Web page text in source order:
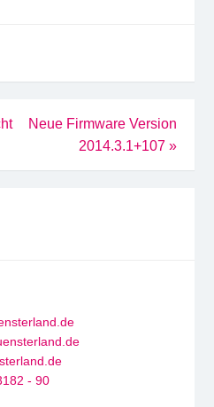
Neue Firmware Version
2014.3.1+107»
- 90